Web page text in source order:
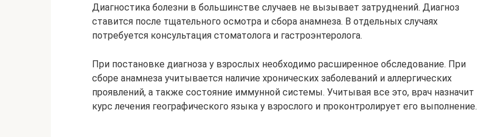
Диагностика болезни в большинстве случаев не вызывает затруднений. Диагноз
ставится после тщательного осмотра и сбора анамнеза. В отдельных случаях
потребуется консультация стоматолога и гастроэнтеролога.
При постановке диагноза у взрослых необходимо расширенное обследование. При
сборе анамнеза учитывается наличие хронических заболеваний и аллергических
проявлений, а также состояние иммунной системы. Учитывая все это, врач назначит
курс лечения географического языка у взрослого и проконтролирует его выполнение.